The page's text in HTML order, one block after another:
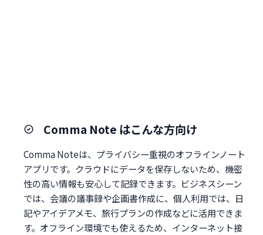
Comma Note はこんな方向け
Comma Noteは、プライバシー重視のオフラインノート
アプリです。クラウドにデータを保存しないため、機密
性の高い情報も安心して記録できます。ビジネスシーン
では、会議の議事録や企画書作成に、個人利用では、日
記やアイデアメモ、旅行プランの作成などに活用できま
す。オフライン環境でも使えるため、インターネット接